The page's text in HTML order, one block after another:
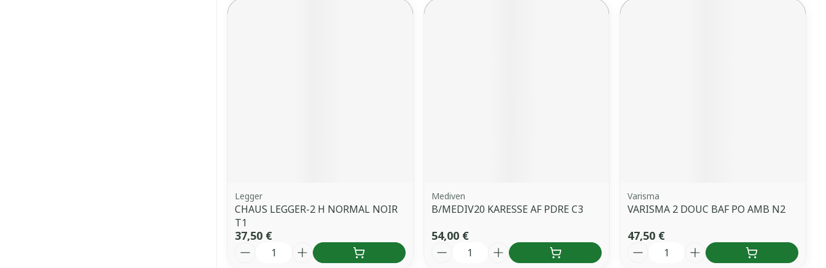
Legger
CHAUS LEGGER-2 H NORMAL NOIR
T1
37,50 €
Quantité
Mediven
B/MEDIV20 KARESSE AF PDRE C3
54,00 €
Quantité
Varisma
VARISMA 2 DOUC BAF PO AMB N2
47,50 €
Quantité